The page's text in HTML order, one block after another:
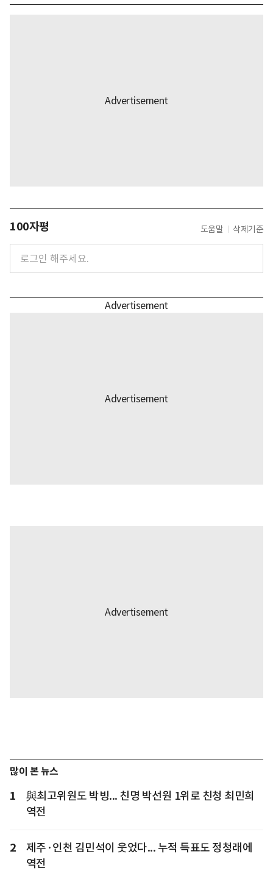
100자평 도움말 삭제기준
많이 본 뉴스
1
與최고위원도 박빙... 친명 박선원 1위로 친청 최민희
역전
2
제주·인천 김민석이 웃었다... 누적 득표도 정청래에
역전